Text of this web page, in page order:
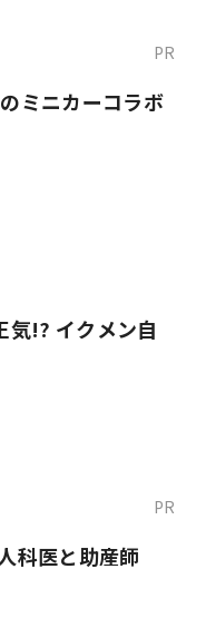
PR
ミニカーコラボ
気!? イクメン自
PR
科医と助産師